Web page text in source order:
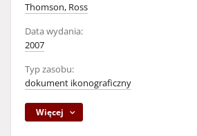
Thomson, Ross
Data wydania:
2007
Typ zasobu:
dokument ikonograficzny
Więcej